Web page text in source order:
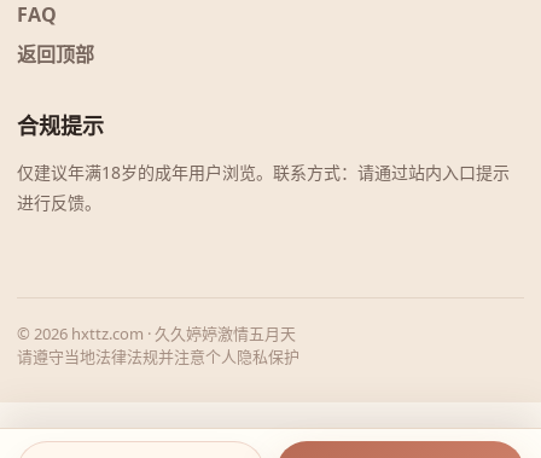
FAQ
返回顶部
合规提示
仅建议年满18岁的成年用户浏览。联系方式：请通过站内入口提示
进行反馈。
© 2026 hxttz.com · 久久婷婷激情五月天
请遵守当地法律法规并注意个人隐私保护